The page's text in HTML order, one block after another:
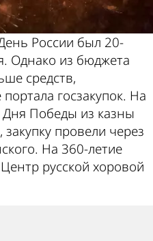
России был 20-
Однако из бюджета
средств,
госзакупок. На
Победы из казны
провели через
На 360-летие
русской хоровой